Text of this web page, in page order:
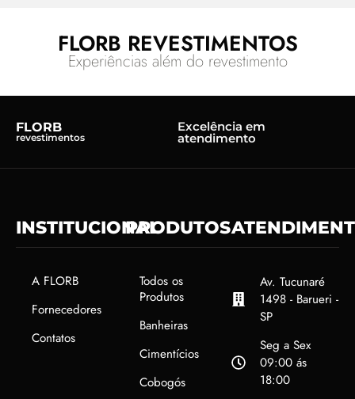
FLORB REVESTIMENTOS
Experiências além do revestimento
FLORB
revestimentos
Excelência em
atendimento
INSTITUCIONAL
A FLORB
Fornecedores
Contatos
PRODUTOS
Todos os
Produtos
Banheiras
Cimentícios
Cobogós
Av. Tucunaré
1498 - Barueri -
SP
Seg a Sex
09:00 ás
18:00